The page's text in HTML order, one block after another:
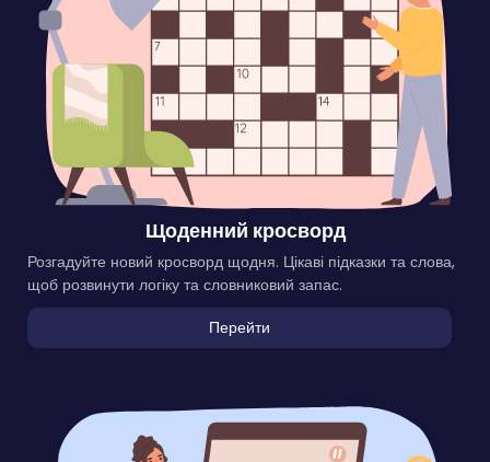
Щоденний кросворд
Розгадуйте новий кросворд щодня. Цікаві підказки та слова,
щоб розвинути логіку та словниковий запас.
Перейти